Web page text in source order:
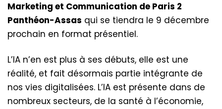
Marketing et Communication de Paris 2
Panthéon-Assas qui se tiendra le 9 décembre
prochain en format présentiel.
L’IA n’en est plus à ses débuts, elle est une
réalité, et fait désormais partie intégrante de
nos vies digitalisées. L’IA est présente dans de
nombreux secteurs, de la santé à l’économie,